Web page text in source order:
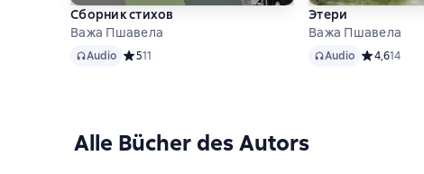
Сборник стихов
Важа Пшавела
AudioAudio Средний рейтинг 5 на основе 11 оценок
511
Этери
Важа Пшавела
AudioAudio Средний
4,614
Alle Bücher des Autors